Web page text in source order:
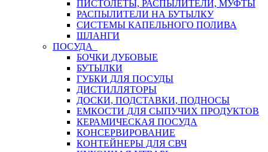
ПИСТОЛЕТЫ, РАСПЫЛИТЕЛИ, МУФТЫ
РАСПЫЛИТЕЛИ НА БУТЫЛКУ
СИСТЕМЫ КАПЕЛЬНОГО ПОЛИВА
ШЛАНГИ
ПОСУДА
БОЧКИ ДУБОВЫЕ
БУТЫЛКИ
ГУБКИ ДЛЯ ПОСУДЫ
ДИСТИЛЛЯТОРЫ
ДОСКИ, ПОДСТАВКИ, ПОДНОСЫ
ЕМКОСТИ ДЛЯ СЫПУЧИХ ПРОДУКТОВ
КЕРАМИЧЕСКАЯ ПОСУДА
КОНСЕРВИРОВАНИЕ
КОНТЕЙНЕРЫ ДЛЯ СВЧ